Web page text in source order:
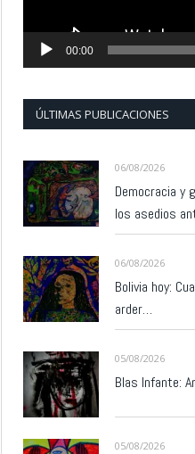
00:00
ÚLTIMAS PUBLICACIONES
06/08/2026
Democracia y
los asedios
06/08/2026
Bolivia hoy:
arder…
05/08/2026
Blas Infante:
05/08/2026